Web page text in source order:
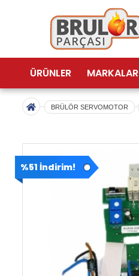
ÜRÜNLER MARKALAR
BRÜLÖR SERVOMOTOR
%51 İndirim!